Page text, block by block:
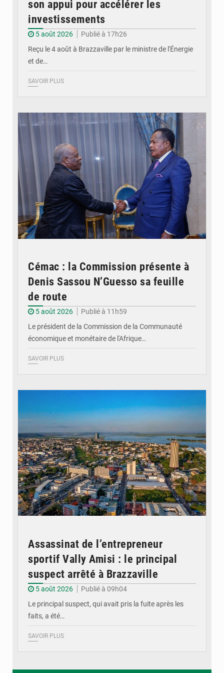
son appui pour accélérer les
investissements
5 août 2026
Publié à 17h26
Reçu le 4 août à Brazzaville par le ministre de l'Énergie
et de…
SAVOIR PLUS
Cémac : la Commission présente à
Denis Sassou N’Guesso sa feuille
de route
5 août 2026
Publié à 11h59
Le président de la Commission de la Communauté
économique et monétaire de l'Afrique…
SAVOIR PLUS
Assassinat de l’entrepreneur
sportif Vally Amisi : le principal
suspect arrêté à Brazzaville
5 août 2026
Publié à 09h04
Le principal suspect, qui avait pris la fuite après les
faits, a été…
SAVOIR PLUS